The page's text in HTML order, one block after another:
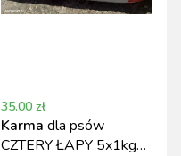
35.00 zł
Karma dla psów
CZTERY ŁAPY 5x1kg